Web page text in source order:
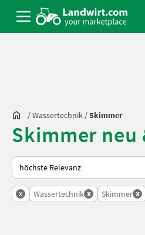
/Wassertechnik /Skimmer
Skimmer neu
So wird auf Landwirt.com sortiert
x Wassertechnik x Skimmer x